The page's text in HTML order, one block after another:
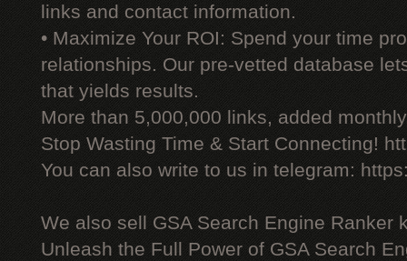
links and contact information.
• Maximize Your ROI: Spend your time
relationships. Our pre-vetted database
that yields results.
More than 5,000,000 links, added
Stop Wasting Time & Start Connecting!
You can also write to us in telegram:
We also sell GSA Search Engine Ranker
Unleash the Full Power of GSA Search